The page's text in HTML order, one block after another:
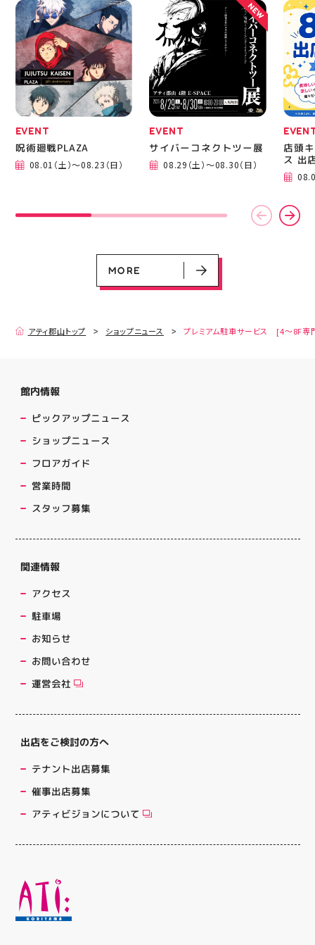
呪術廻戦PLAZA
サイバーコネクトツー展
店頭キッチンカースペース 出店カ
お祭りBBQビアガーデン 屋上で好
ヨドバシカメラ 平日限定1時間駐
プレミアム駐車サービス [4～8F
MORE
EVENT
呪術廻戦PLAZA
08.01（土）～08.23（日）
EVENT
サイバーコネクトツー展
08.29（土）～08.30（日）
NEW
店頭
ス 出
MORE
アティ郡山トップ ショップニュース プレミアム駐車サービス [4～8F専
館内情報
ピックアップニュース
ショップニュース
フロアガイド
営業時間
スタッフ募集
関連情報
アクセス
駐車場
お知らせ
お問い合わせ
運営会社
出店をご検討の方へ
テナント出店募集
催事出店募集
アティビジョンについて